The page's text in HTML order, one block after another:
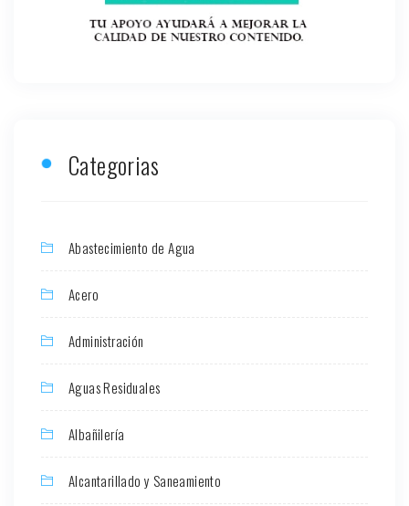
Categorias
Abastecimiento de Agua
Acero
Administración
Aguas Residuales
Albañilería
Alcantarillado y Saneamiento